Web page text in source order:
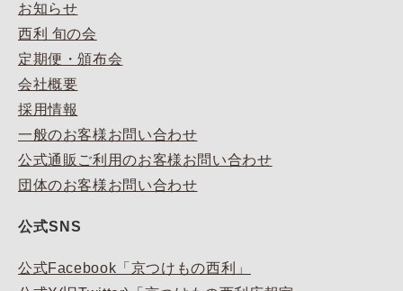
お知らせ
西利 旬の会
定期便・頒布会
会社概要
採用情報
一般のお客様お問い合わせ
公式通販ご利用のお客様お問い合わせ
団体のお客様お問い合わせ
公式SNS
公式Facebook「京つけもの西利」